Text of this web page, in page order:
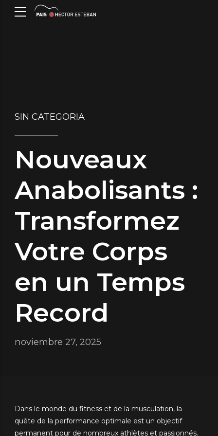
SIN CATEGORIA
Nouveaux
Anabolisants :
Transformez
Votre Corps
en un Temps
Record
noviembre 27, 2025
Dans le monde du fitness et de la musculation, la
quête de la performance optimale est un objectif
permanent pour de nombreux athlètes et passionnés.